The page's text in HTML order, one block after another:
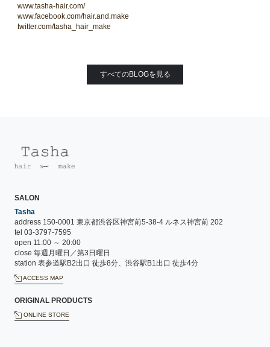
www.tasha-hair.com/
www.facebook.com/hair.and.make
twitter.com/tasha_hair_make
すべてのBLOGを見る
SALON
Tasha
address 150-0001 東京都渋谷区神宮前5-38-4 ルネス神宮前 202
tel 03-3797-7595
open 11:00 ～ 20:00
close 毎週月曜日／第3日曜日
station 表参道駅B2出口 徒歩8分、渋谷駅B1出口 徒歩4分
ACCESS MAP
ORIGINAL PRODUCTS
ONLINE STORE